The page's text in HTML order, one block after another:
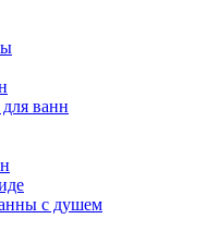
ванн
с душем